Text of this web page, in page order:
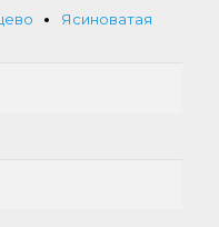
Ясиноватая